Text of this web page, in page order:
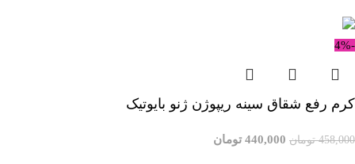
-4%
کرم رفع شقاق سینه ریپوژن ژنو بایوتیک
458,000 تومان 440,000 تومان